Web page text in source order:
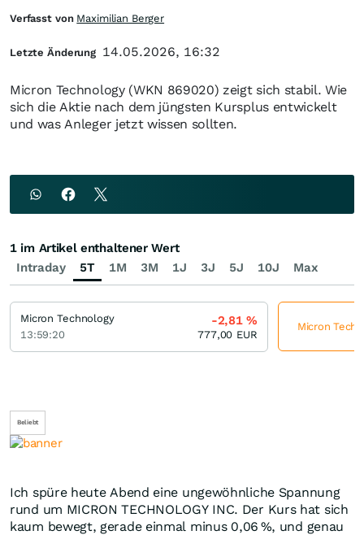
Micron Technology (WKN 869020) zeigt sich stabil. Wie
sich die Aktie nach dem jüngsten Kursplus entwickelt
und was Anleger jetzt wissen sollten.
Beliebt
Ich spüre heute Abend eine ungewöhnliche Spannung
rund um MICRON TECHNOLOGY INC. Der Kurs hat sich
kaum bewegt, gerade einmal minus 0,06 %, und genau
Verfasst von Maximilian Berger
Letzte Änderung 14.05.2026, 16:32
Intraday 5T 1M 3M 1J 3J 5J 10J Max
1 im Artikel enthaltener Wert
Micron Technology
13:59:20
-2,81%
777,00 EUR
Micron